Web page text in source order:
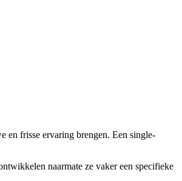
en frisse ervaring brengen. Een single-
naarmate ze vaker een specifieke